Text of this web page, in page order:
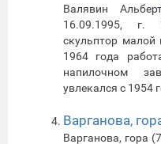
Валявин
16.09.1995, г.
скульптор малой
1964 года
напилочном
увлекался с 1954
Варганова,
Варганова, гора